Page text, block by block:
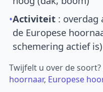
•Activiteit :
de Europese
schemering actief is)
Twijfelt u over de
hoornaar, Europese